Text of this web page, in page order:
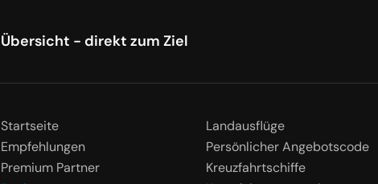
Übersicht - direkt zum Ziel
Startseite
Empfehlungen
Premium Partner
Landausflüge
Persönlicher Angebotscode
Kreuzfahrtschiffe